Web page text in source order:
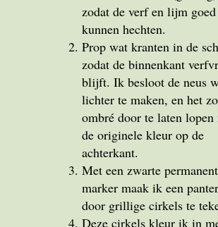
zodat de verf en lijm goed
kunnen hechten.
Prop wat kranten in de
zodat de binnenkant
blijft. Ik besloot de neus
lichter te maken, en het
ombré door te laten lopen
de originele kleur op de
achterkant.
Met een zwarte
marker maak ik een
door grillige cirkels te
Deze cirkels kleur ik in